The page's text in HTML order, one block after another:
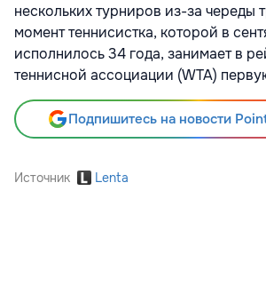
нескольких турниров из-за череды
момент теннисистка, которой в
исполнилось 34 года, занимает в
теннисной ассоциации (WTA)
Подпишитесь на новости
Источник Lenta